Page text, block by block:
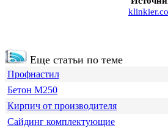
Еще статьи по теме
Профнастил
Бетон М250
Кирпич от производителя
Сайдинг комплектующие